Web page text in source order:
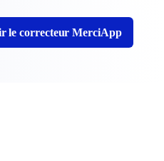
le correcteur MerciApp